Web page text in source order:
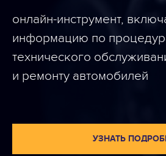
онлайн-инструмент,
информацию по
технического
и ремонту автомобилей
УЗНАТЬ